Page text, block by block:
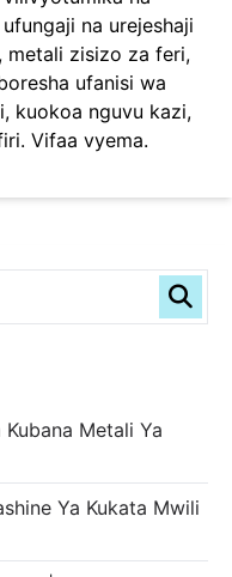
Metali Ya
Ya Kukata Mwili
na urejeshaji
zisizo za feri,
ufanisi wa
kuokoa nguvu kazi,
Vifaa vyema.